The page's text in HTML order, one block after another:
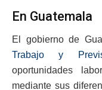
En Guatemala
El gobierno de
Trabajo y
oportunidades
mediante sus